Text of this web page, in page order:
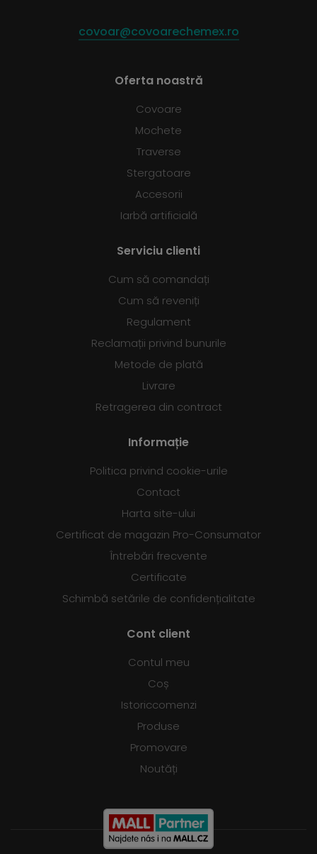
covoar@covoarechemex.ro
Oferta noastră
Covoare
Mochete
Traverse
Stergatoare
Accesorii
Iarbă artificială
Serviciu clienti
Cum să comandați
Cum să reveniți
Regulament
Reclamații privind bunurile
Metode de plată
Livrare
Retragerea din contract
Informație
Politica privind cookie-urile
Contact
Harta site-ului
Certificat de magazin Pro-Consumator
Întrebări frecvente
Certificate
Schimbă setările de confidențialitate
Cont client
Contul meu
Coș
Istoriccomenzi
Produse
Promovare
Noutăți